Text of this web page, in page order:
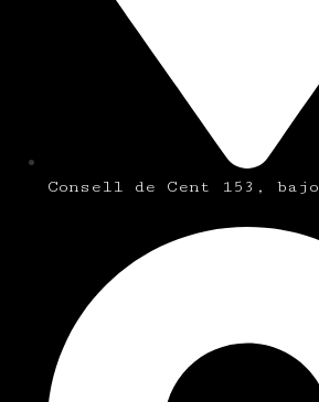
Consell de Cent 153,